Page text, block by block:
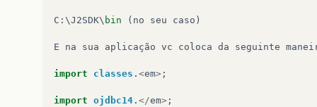
C : \J2SDK\ bin ( no seu caso )
E na sua aplicação vc coloca da seguinte
import classes. <em> ;
import ojdbc14. </em> ;